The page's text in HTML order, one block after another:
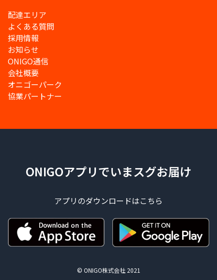
配達エリア
よくある質問
採用情報
お知らせ
ONIGO通信
会社概要
オニゴーパーク
協業パートナー
ONIGOアプリでいまスグお届け
アプリのダウンロードはこちら
© ONIGO株式会社 2021